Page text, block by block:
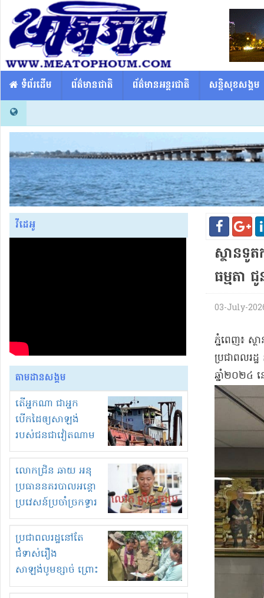
​​ ទំព័រដើម ព័ត៌មានជាតិ ព័ត៌មានអន្តរជាតិ សន្តិសុខសង្គម
វីដេអូ
តាមដានសង្គម
តើអ្នកណា ជាអ្នក
បើកដៃឲ្យសាឡង់
របស់ជនជាវៀតណាម
ចូល មកខុស
ច្បាប់លួចបូមខ្សាច់នៅ
ក្នុងប្រទេសកម្ពុជា
លោកជ្រិន ឆាយ អនុ
ប្រធាននគរបាលអន្តោ
ប្រវេសន៍ប្រចាំច្រកទ្វារ
ព្រំដែនភ្នំឌិន និងឈ្មួញ
មួយចំនួនទៀត
កំពង់តែគុបគិតគ្នា
ធ្វើសកម្មភាពរកស៊ីនិង
ស្តុកទំនិញគេចពន្ធ?
ប្រជាពលរដ្ឋនៅតែ
ជំទាស់រឿង
សាឡង់បូមខ្សាច់ ព្រោះ
ខ្លាចបាក់ច្រាំងទៀត!
ស្ថានទូត​
ធម្មតា
03-July-
ភ្នំពេញ​៖ ស្ថ
ប្រជាពលរដ្
ឆ្នាំ​២០២៤